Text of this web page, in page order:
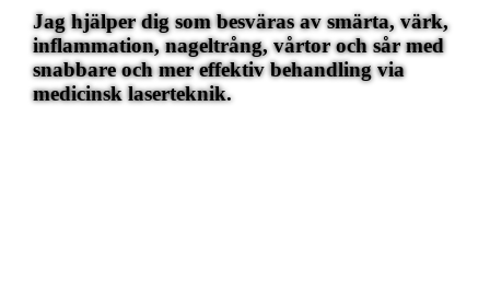
Jag hjälper dig som besväras av smärta, värk,
inflammation, nageltrång, vårtor och sår med
snabbare och mer effektiv behandling via
medicinsk laserteknik.